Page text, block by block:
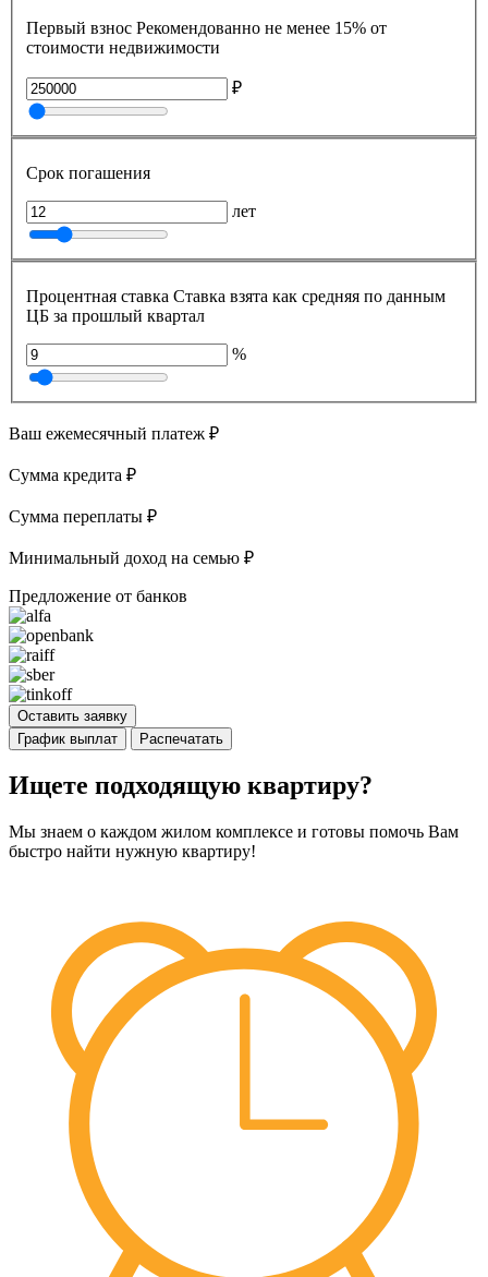
Первый взнос Рекомендованно не менее 15% от
стоимости недвижимости
₽
Срок погашения
лет
Процентная ставка Ставка взята как средняя по данным
ЦБ за прошлый квартал
%
Ваш ежемесячный платеж ₽
Сумма кредита ₽
Сумма переплаты ₽
Минимальный доход на семью ₽
Предложение от банков
Оставить заявку
График выплат
Распечатать
Ищете подходящую квартиру?
Мы знаем о каждом жилом комплексе и готовы помочь Вам
быстро найти нужную квартиру!